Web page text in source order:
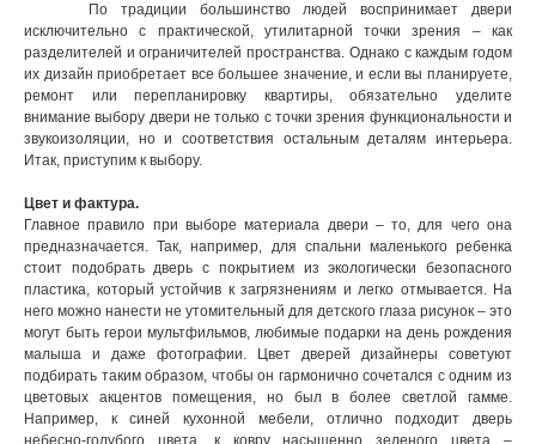
По традиции большинство людей воспринимает двери
исключительно с практической, утилитарной точки зрения – как
разделителей и ограничителей пространства. Однако с каждым годом
их дизайн приобретает все большее значение, и если вы планируете,
ремонт или перепланировку квартиры, обязательно уделите
внимание выбору двери не только с точки зрения функциональности и
звукоизоляции, но и соответствия остальным деталям интерьера.
Итак, приступим к выбору.
Цвет и фактура.
Главное правило при выборе материала двери – то, для чего она
предназначается. Так, например, для спальни маленького ребенка
стоит подобрать дверь с покрытием из экологически безопасного
пластика, который устойчив к загрязнениям и легко отмывается. На
него можно нанести не утомительный для детского глаза рисунок – это
могут быть герои мультфильмов, любимые подарки на день рождения
малыша и даже фотографии. Цвет дверей дизайнеры советуют
подбирать таким образом, чтобы он гармонично сочетался с одним из
цветовых акцентов помещения, но был в более светлой гамме.
Например, к синей кухонной мебели, отлично подходит дверь
небесно-голубого цвета, к ковру насыщенно зеленого цвета –